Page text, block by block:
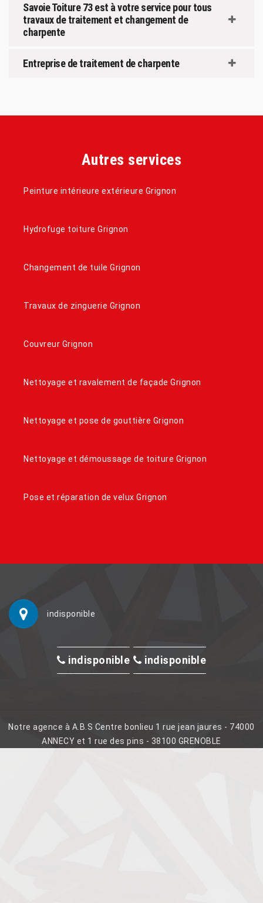
Savoie Toiture 73 est à votre service pour tous
travaux de traitement et changement de
charpente
Entreprise de traitement de charpente
Autres services
Peinture intérieure extérieure Grignon
Hydrofuge toiture Grignon
Changement de tuile Grignon
Travaux de zinguerie Grignon
Couvreur Grignon
Nettoyage et ravalement de façade Grignon
Nettoyage et pose de gouttière Grignon
Nettoyage et démoussage de toiture Grignon
Pose et réparation de velux Grignon
indisponible
indisponible indisponible
Notre agence à A.B.S Centre bonlieu 1 rue jean jaures - 74000
ANNECY et 1 rue des pins - 38100 GRENOBLE